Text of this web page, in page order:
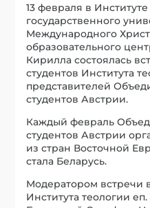
13 февраля в
государственного
Международного
образовательного
Кирилла состоялась
студентов Института
представителей
студентов Австрии.
Каждый февраль
студентов Австрии
из стран Восточной
стала Беларусь.
Модератором встречи
Института теологии